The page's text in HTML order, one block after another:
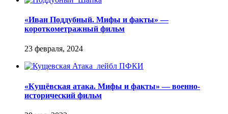
«Иван Поддубный. Мифы и факты» —
короткометражный фильм
«Кущёвская атака. Мифы и факты» — военно-
исторический фильм